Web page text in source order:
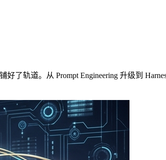
轨道。从 Prompt Engineering 升级到